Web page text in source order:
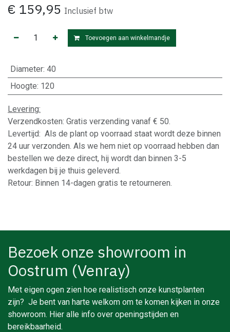
€ 159,95 Inclusief btw
Toevoegen aan winkelmandje
Diameter: 40
Hoogte: 120
Levering:
Verzendkosten: Gratis verzending vanaf € 50.
Levertijd: Als de plant op voorraad staat wordt deze binnen
24 uur verzonden. Als we hem niet op voorraad hebben dan
bestellen we deze direct, hij wordt dan binnen 3-5
werkdagen bij je thuis geleverd.
Retour: Binnen 14-dagen gratis te retourneren.
Bezoek onze showroom in
Oostrum (Venray)
Met eigen ogen zien hoe realistisch onze kunstplanten
zijn? Je bent van harte welkom om te komen kijken in onze
showroom. Hier alle info over openingstijden en
bereikbaarheid.